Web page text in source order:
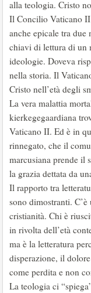
alla teologia. Cristo
Il Concilio Vaticano II
anche epicale tra
chiavi di lettura di un
ideologie. Doveva
nella storia. Il
Cristo nell’età degli
La vera malattia
kierkegegaardiana
Vaticano II. Ed è in
rinnegato, che il
marcusiana prende il
la grazia dettata da
Il rapporto tra
sono dimostranti.
cristianità. Chi è
in rivolta dell’età
ma è la letteratura
disperazione, il
come perdita e non
La teologia ci